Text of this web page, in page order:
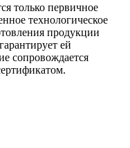
только первичное
технологическое
продукции
ей
сопровождается